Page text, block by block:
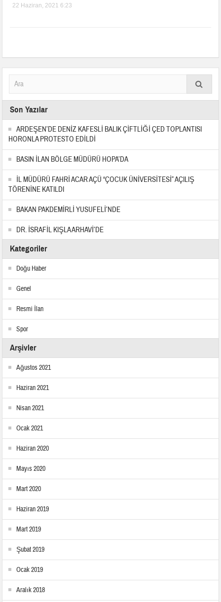
22 Haziran, 2021 6:23
Son Yazılar
ARDEŞEN’DE DENİZ KAFESLİ BALIK ÇİFTLİĞİ ÇED TOPLANTISI
HORONLA PROTESTO EDİLDİ
BASIN İLAN BÖLGE MÜDÜRÜ HOPA’DA
İL MÜDÜRÜ FAHRİ ACAR AÇÜ “ÇOCUK ÜNİVERSİTESİ” AÇILIŞ
TÖRENİNE KATILDI
BAKAN PAKDEMİRLİ YUSUFELİ’NDE
DR. İSRAFİL KIŞLA ARHAVİ’DE
Kategoriler
Doğu Haber
Genel
Resmi İlan
Spor
Arşivler
Ağustos 2021
Haziran 2021
Nisan 2021
Ocak 2021
Haziran 2020
Mayıs 2020
Mart 2020
Haziran 2019
Mart 2019
Şubat 2019
Ocak 2019
Aralık 2018